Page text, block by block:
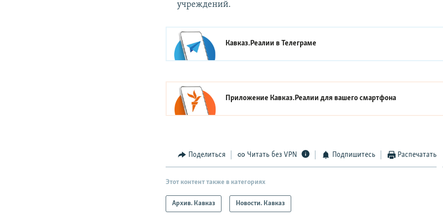
учреждений.
Кавказ.Реалии вТелеграме
Приложение Кавказ.Реалии для вашего смартфона
Поделиться Читать без VPN Подпишитесь Распечатать
Этот контент также в категориях
Архив. Кавказ Новости. Кавказ